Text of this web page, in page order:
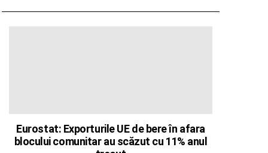
Eurostat: Exporturile UE de bere în afara
blocului comunitar au scăzut cu 11% anul